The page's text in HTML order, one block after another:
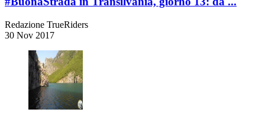
Redazione TrueRiders
30 Nov 2017